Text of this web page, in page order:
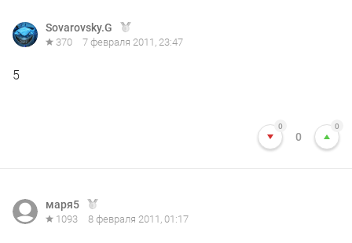
Sovarovsky.G
370 7 февраля 2011, 23:47
5
0
0
0
маря5
1093 8 февраля 2011, 01:17